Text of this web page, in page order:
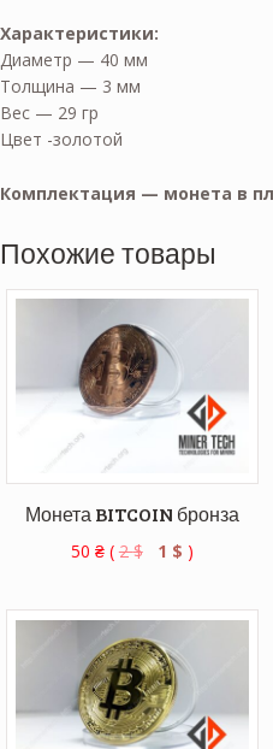
Характеристики:
Диаметр — 40 мм
Толщина — 3 мм
Вес — 29 гр
Цвет -золотой
Комплектация — монета в
Похожие товары
Монета BITCOIN бронза
50 ₴(2$ 1 $ )